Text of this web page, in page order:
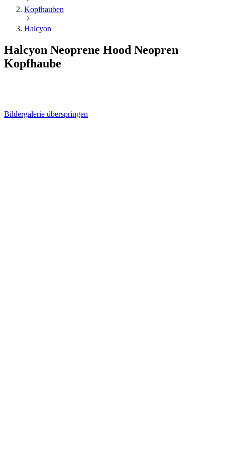
Kopfhauben
Halcyon
Halcyon Neoprene Hood Neopren
Kopfhaube
Bildergalerie überspringen